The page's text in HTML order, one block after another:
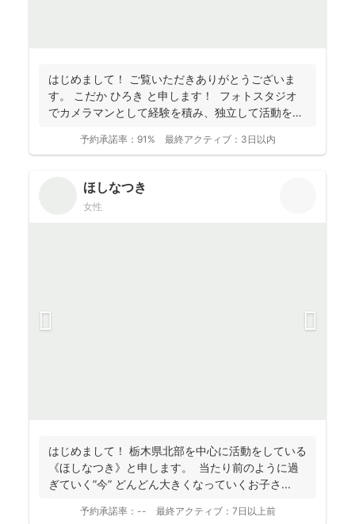
はじめまして！ ご覧いただきありがとうございま
す。 こだか ひろき と申します！ フォトスタジオ
でカメラマンとして経験を積み、独立して活動を始
予約承諾率： 91% 最終アクティブ： 3日以内
ほしなつき
女性
はじめまして！ 栃木県北部を中心に活動をしている
《ほしなつき》と申します。 当たり前のように過
ぎていく”今” どんどん大きくなっていくお子さ...
予約承諾率： -- 最終アクティブ： 7日以上前